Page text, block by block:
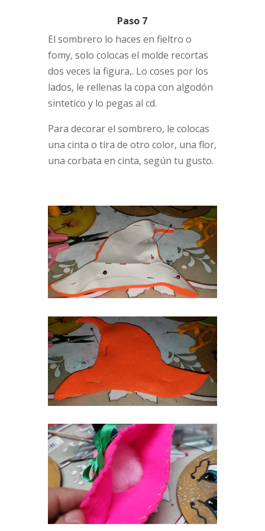
Paso 7
El sombrero lo haces en fieltro o
fomy, solo colocas el molde recortas
dos veces la figura,. Lo coses por los
lados, le rellenas la copa con algodón
sintetico y lo pegas al cd.
Para decorar el sombrero, le colocas
una cinta o tira de otro color, una flor,
una corbata en cinta, según tu gusto.